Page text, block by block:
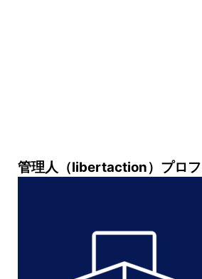
管理人（libertaction）プロ